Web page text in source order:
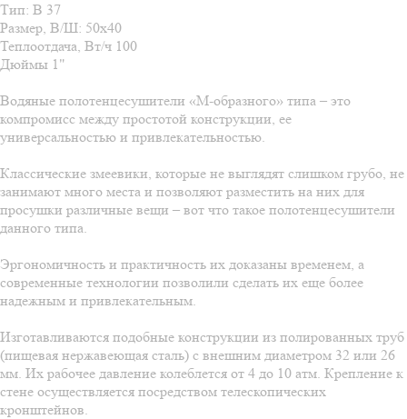
Тип: В 37
Размер, В/Ш: 50х40
Теплоотдача, Вт/ч 100
Дюймы 1"
Водяные полотенцесушители «М-образного» типа – это
компромисс между простотой конструкции, ее
универсальностью и привлекательностью.
Классические змеевики, которые не выглядят слишком грубо, не
занимают много места и позволяют разместить на них для
просушки различные вещи – вот что такое полотенцесушители
данного типа.
Эргономичность и практичность их доказаны временем, а
современные технологии позволили сделать их еще более
надежным и привлекательным.
Изготавливаются подобные конструкции из полированных труб
(пищевая нержавеющая сталь) с внешним диаметром 32 или 26
мм. Их рабочее давление колеблется от 4 до 10 атм. Крепление к
стене осуществляется посредством телескопических
кронштейнов.